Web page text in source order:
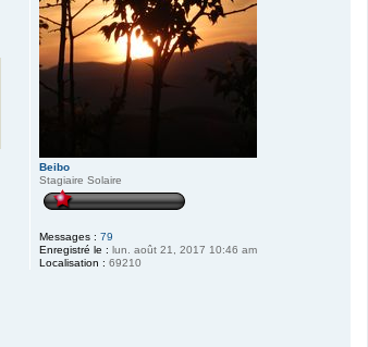
Beibo
Stagiaire Solaire
Messages : 79
Enregistré le : lun. août 21, 2017 10:46 am
Localisation : 69210